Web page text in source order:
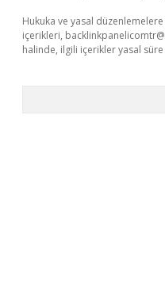
Hukuka ve yasal
içerikleri,
halinde, ilgili içerikler yasal